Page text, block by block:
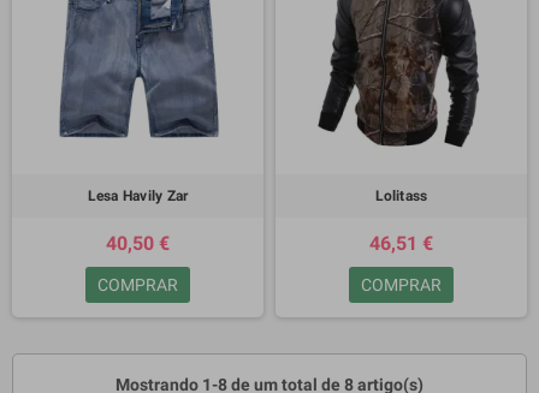
Lesa Havily Zar
40,50 €
COMPRAR
Lolitass
46,51 €
COMPRAR
Mostrando 1-8 de um total de 8 artigo(s)